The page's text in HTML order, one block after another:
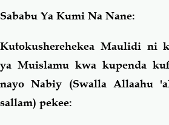
Sababu Ya Kumi Na Nane:
Kutokusherehekea Maulidi ni
ya Muislamu kwa kupenda
nayo Nabiy (Swalla Allaahu
sallam) pekee: